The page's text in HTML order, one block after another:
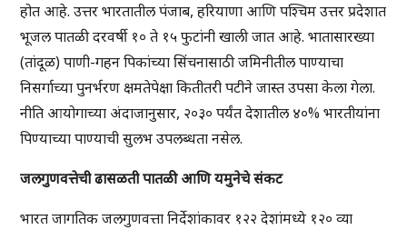
होत आहे. उत्तर भारतातील पंजाब, हरियाणा आणि पश्चिम उत्तर प्रदेशात
भूजल पातळी दरवर्षी १० ते १५ फुटांनी खाली जात आहे. भातासारख्या
(तांदूळ) पाणी-गहन पिकांच्या सिंचनासाठी जमिनीतील पाण्याचा
निसर्गाच्या पुनर्भरण क्षमतेपेक्षा कितीतरी पटीने जास्त उपसा केला गेला.
नीति आयोगाच्या अंदाजानुसार, २०३० पर्यंत देशातील ४०% भारतीयांना
पिण्याच्या पाण्याची सुलभ उपलब्धता नसेल.
जलगुणवत्तेची ढासळती पातळी आणि यमुनेचे संकट
भारत जागतिक जलगुणवत्ता निर्देशांकावर १२२ देशांमध्ये १२० व्या